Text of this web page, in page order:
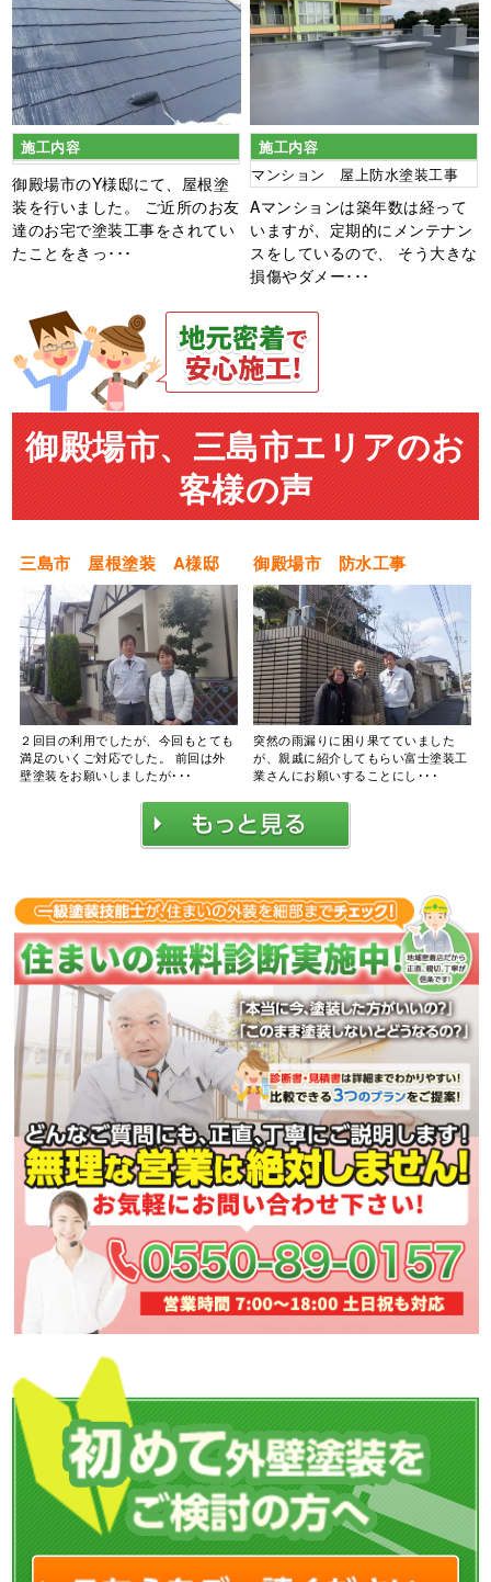
施工内容
御殿場市のY様邸にて、屋根塗
装を行いました。 ご近所のお友
達のお宅で塗装工事をされてい
たことをきっ･･･
施工内容
マンション 屋上防水塗装工事
Aマンションは築年数は経って
いますが、定期的にメンテナン
スをしているので、 そう大きな
損傷やダメー･･･
御殿場市、三島市エリアのお
客様の声
三島市 屋根塗装 A様邸
２回目の利用でしたが、今回もとても
満足のいくご対応でした。 前回は外
壁塗装をお願いしましたが･･･
御殿場市 防水工事
突然の雨漏りに困り果てていました
が、親戚に紹介してもらい富士塗装工
業さんにお願いすることにし･･･